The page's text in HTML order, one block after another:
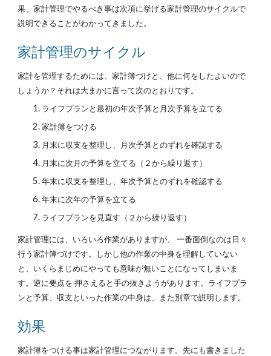
果、家計管理でやるべき事は次項に挙げる家計管理のサイクルで
説明できることがわかってきました。
家計管理のサイクル
家計を管理するためには、家計簿づけと、他に何をしたよいので
しょうか？それは大まかに言って次のとおりです。
ライフプランと最初の年次予算と月次予算を立てる
家計簿をつける
月末に収支を整理し、月次予算とのずれを確認する
月末に次月の予算を立てる（２から繰り返す）
年末に収支を整理し、年次予算とのずれを確認する
年末に次年の予算を立てる
ライフプランを見直す（２から繰り返す）
家計管理には、いろいろ作業がありますが、 一番面倒なのは日々
行う家計簿づけです。しかし他の作業の中身を理解していない
と、いくらまじめにやっても意味が無いことになってしまいま
す。逆に要点を 押さえると手の抜きようがあります。ライフプラ
ンと予算、収支といった作業の中身は、また別章で説明します。
効果
家計簿をつける事は家計管理につながります。先にも書きました